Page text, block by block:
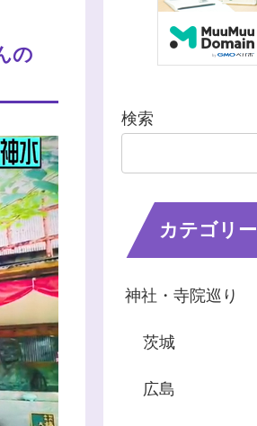
の
検索
カテゴリー
神社・寺院巡り
茨城
広島